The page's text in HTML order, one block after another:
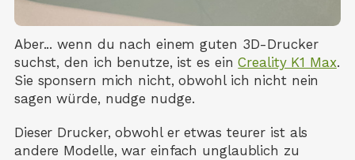
Aber... wenn du nach einem guten 3D-Drucker
suchst, den ich benutze, ist es einCreality K1 Max.
Sie sponsern mich nicht, obwohl ich nicht nein
sagen würde, nudge nudge.
Dieser Drucker, obwohl er etwas teurer ist als
andere Modelle, war einfach unglaublich zu